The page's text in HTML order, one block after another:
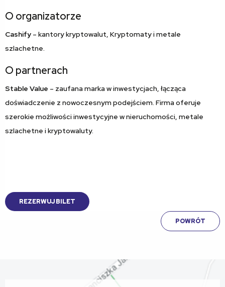
​O organizatorze
Cashify – kantory kryptowalut, Kryptomaty i metale
szlachetne.
​O partnerach
Stable Value – zaufana marka w inwestycjach, łącząca
doświadczenie z nowoczesnym podejściem. Firma oferuje
szerokie możliwości inwestycyjne w nieruchomości, metale
szlachetne i kryptowaluty.
REZERWUJ BILET
POWRÓT